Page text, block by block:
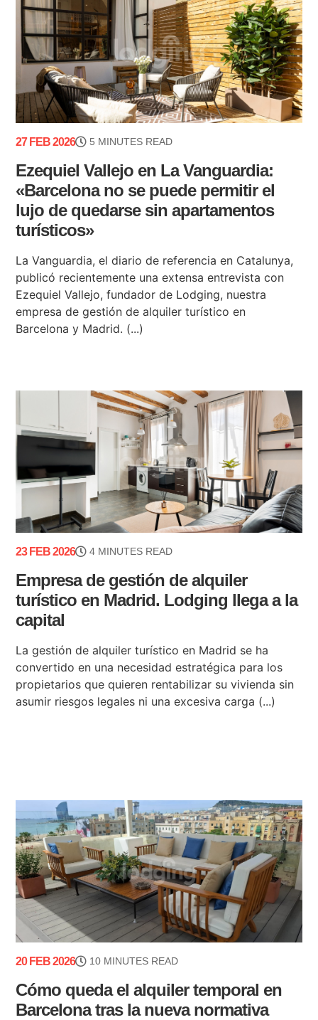
27 FEB 2026 5 MINUTES READ
Ezequiel Vallejo en La Vanguardia:
«Barcelona no se puede permitir el
lujo de quedarse sin apartamentos
turísticos»
La Vanguardia, el diario de referencia en Catalunya,
publicó recientemente una extensa entrevista con
Ezequiel Vallejo, fundador de Lodging, nuestra
empresa de gestión de alquiler turístico en
Barcelona y Madrid. (...)
23 FEB 2026 4 MINUTES READ
Empresa de gestión de alquiler
turístico en Madrid. Lodging llega a la
capital
La gestión de alquiler turístico en Madrid se ha
convertido en una necesidad estratégica para los
propietarios que quieren rentabilizar su vivienda sin
asumir riesgos legales ni una excesiva carga (...)
20 FEB 2026 10 MINUTES READ
Cómo queda el alquiler temporal en
Barcelona tras la nueva normativa